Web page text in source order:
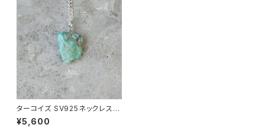
ターコイズ SV925ネックレス
原石 一点もの 鉱物 天然石 パ
ワーストーン (No.2184)
¥5,600